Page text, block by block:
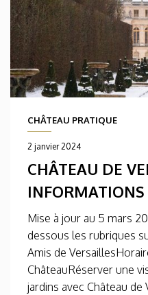
CHÂTEAU PRATIQUE
2 janvier 2024
CHÂTEAU DE
INFORMATIONS
Mise à jour au 5 mars
dessous les rubriques
Amis de
ChâteauRéserver une
jardins avec Château de